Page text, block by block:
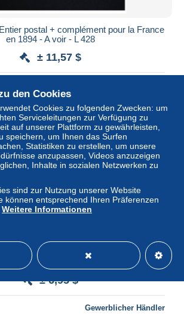
postal + complément pour la France
en 1894 - A voir - L 428
± 11,57 $
Entier postal de Gervais pour Portland en
1895 - A voir - Lot P11776
± 6,95 $
Gewerblicher Händler
den Cookies
Cookies zu folgenden Zwecken: um
Serviceleitungen zur Verfügung zu
auf unserer Plattform zu gewährleisten,
speichern, um Ihnen das Surfen
Statistiken zu erstellen, um unsere
anzupassen, Videos anzuzeigen
Inhalte in sozialen Netzwerken zu
sind zur Nutzung unserer Website
können entsprechend Ihren Präferenzen
Weitere Informationen